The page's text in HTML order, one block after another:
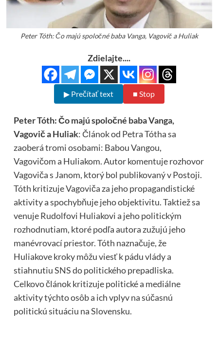
Peter Tóth: Čo majú spoločné baba Vanga, Vagovič a Huliak
Zdielajte....
▶ Prečítať text ■ Stop
Peter Tóth: Čo majú spoločné baba Vanga,
Vagovič a Huliak: Článok od Petra Tótha sa
zaoberá tromi osobami: Babou Vangou,
Vagovičom a Huliakom. Autor komentuje rozhovor
Vagoviča s Janom, ktorý bol publikovaný v Postoji.
Tóth kritizuje Vagoviča za jeho propagandistické
aktivity a spochybňuje jeho objektivitu. Taktiež sa
venuje Rudolfovi Huliakovi a jeho politickým
rozhodnutiam, ktoré podľa autora zužujú jeho
manévrovací priestor. Tóth naznačuje, že
Huliakove kroky môžu viesť k pádu vlády a
stiahnutiu SNS do politického prepadliska.
Celkovo článok kritizuje politické a mediálne
aktivity týchto osôb a ich vplyv na súčasnú
politickú situáciu na Slovensku.